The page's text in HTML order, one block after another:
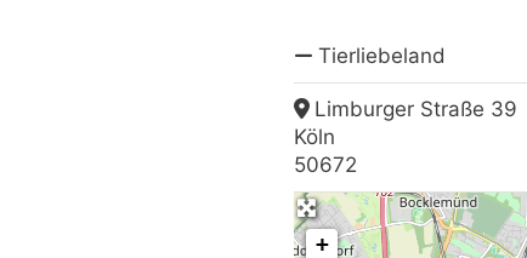
Tierliebeland
Limburger Straße 39
Köln
50672
+